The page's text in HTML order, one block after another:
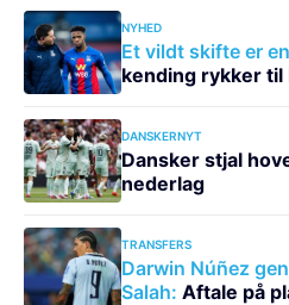
NYHED
Et vildt skifte er
kending rykker til
DANSKERNYT
Dansker stjal
nederlag
TRANSFERS
Darwin Núñez
Salah: Aftale på